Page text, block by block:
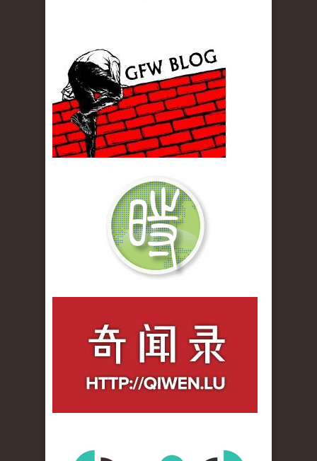
gfw_blog_small.jpg